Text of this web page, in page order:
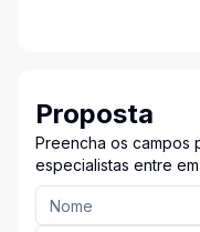
Proposta
Preencha os campos
especialistas entre